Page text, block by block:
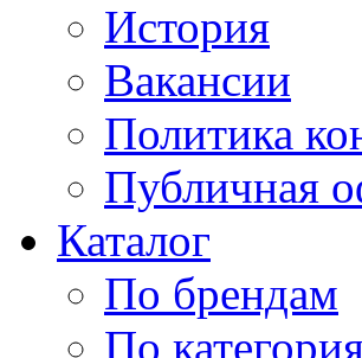
История
Вакансии
Политика
Публичная
Каталог
По брендам
По